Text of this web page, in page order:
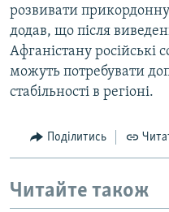
розвивати прикордонну
додав, що після
Афганістану російські
можуть потребувати
стабільності в регіоні.
Поділитись
Читайте також